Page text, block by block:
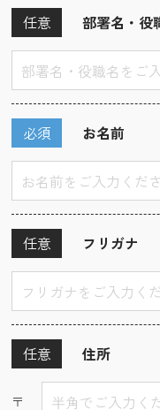
部署名・役
任意
お名前
必須
フリガナ
任意
住所
任意
〒